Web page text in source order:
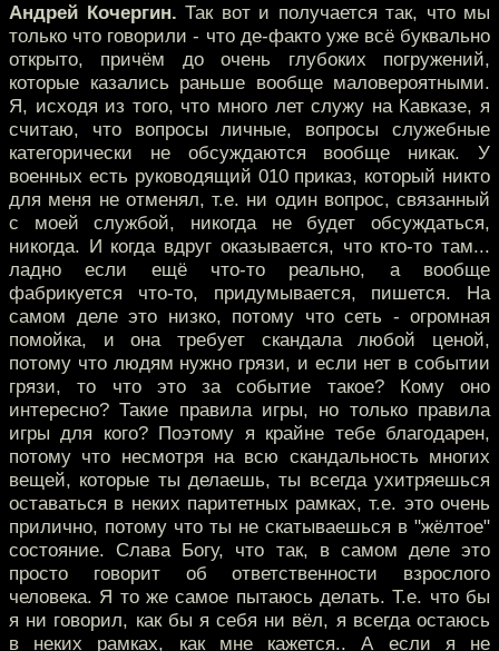
Андрей Кочергин. Так вот и получается так, что мы
только что говорили - что де-факто уже всё буквально
открыто, причём до очень глубоких погружений,
которые казались раньше вообще маловероятными.
Я, исходя из того, что много лет служу на Кавказе, я
считаю, что вопросы личные, вопросы служебные
категорически не обсуждаются вообще никак. У
военных есть руководящий 010 приказ, который никто
для меня не отменял, т.е. ни один вопрос, связанный
с моей службой, никогда не будет обсуждаться,
никогда. И когда вдруг оказывается, что кто-то там...
ладно если ещё что-то реально, а вообще
фабрикуется что-то, придумывается, пишется. На
самом деле это низко, потому что сеть - огромная
помойка, и она требует скандала любой ценой,
потому что людям нужно грязи, и если нет в событии
грязи, то что это за событие такое? Кому оно
интересно? Такие правила игры, но только правила
игры для кого? Поэтому я крайне тебе благодарен,
потому что несмотря на всю скандальность многих
вещей, которые ты делаешь, ты всегда ухитряешься
оставаться в неких паритетных рамках, т.е. это очень
прилично, потому что ты не скатываешься в "жёлтое"
состояние. Слава Богу, что так, в самом деле это
просто говорит об ответственности взрослого
человека. Я то же самое пытаюсь делать. Т.е. что бы
я ни говорил, как бы я себя ни вёл, я всегда остаюсь
в неких рамках, как мне кажется.. А если я не